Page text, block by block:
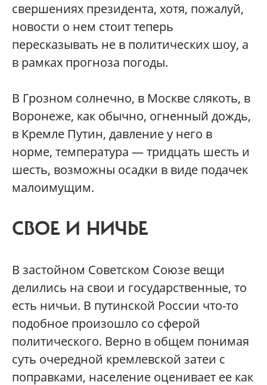
свершениях президента, хотя, пожалуй,
новости о нем стоит теперь
пересказывать не в политических шоу, а
в рамках прогноза погоды.
В Грозном солнечно, в Москве слякоть, в
Воронеже, как обычно, огненный дождь,
в Кремле Путин, давление у него в
норме, температура — тридцать шесть и
шесть, возможны осадки в виде подачек
малоимущим.
СВОЕ И НИЧЬЕ
В застойном Советском Союзе вещи
делились на свои и государственные, то
есть ничьи. В путинской России что-то
подобное произошло со сферой
политического. Верно в общем понимая
суть очередной кремлевской затеи с
поправками, население оценивает ее как